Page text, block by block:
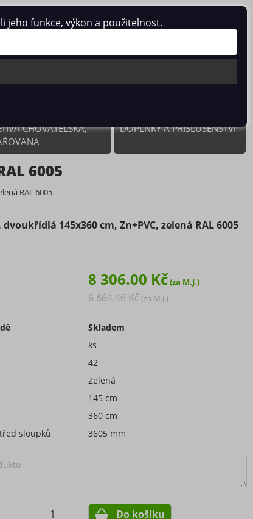
0 ks / 0.00 Kč
CHOVATELSKÁ,
DOPLŇKY A PŘÍSLUŠENSTVÍ
6005
RAL 6005
dvoukřídlá 145x360 cm, Zn+PVC, zelená RAL 6005
8 306.00 Kč
6 864.46 Kč
Skladem
ks
42
Zelená
145 cm
360 cm
sloupků
3605 mm
jeho funkce, výkon a použitelnost.